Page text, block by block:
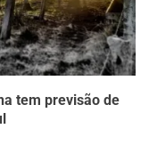
tem previsão de